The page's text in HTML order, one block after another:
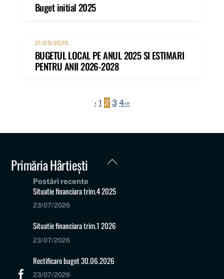
Buget initial 2025
21/05/2025
BUGETUL LOCAL PE ANUL 2025 SI ESTIMARI
PENTRU ANII 2026-2028
‹ 1 2 3 4›»
Back
Primăria Hârtiești
Postări recente
Situatie financiara trim.4 2025
23/07/2026
Situatie financiara trim.1 2026
23/07/2026
Rectificare buget 30.06.2026
23/07/2026